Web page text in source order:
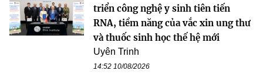
triển công nghệ y sinh tiên tiến
RNA, tiềm năng của vắc xin ung thư
và thuốc sinh học thế hệ mới
Uyên Trinh
14:52 10/08/2026